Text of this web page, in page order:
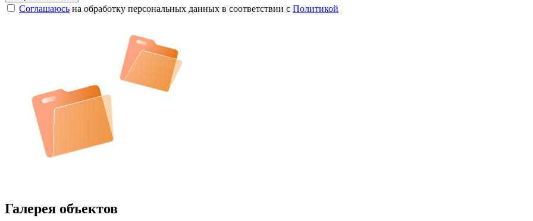
Соглашаюсь на обработку персональных данных в соответствии с Политикой
Галерея объектов